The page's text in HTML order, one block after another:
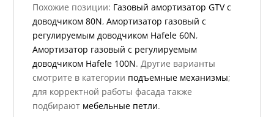
Похожие позиции: Газовый амортизатор GTV с
доводчиком 80N,Амортизатор газовый с
регулируемым доводчиком Hafele 60N,
Амортизатор газовый с регулируемым
доводчиком Hafele 100N. Другие варианты
смотрите в категории подъемные механизмы;
для корректной работы фасада также
подбирают мебельные петли.